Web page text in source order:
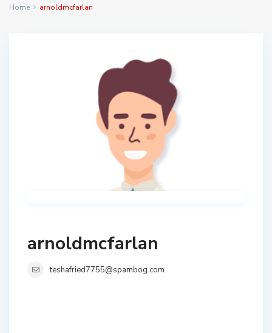
Home arnoldmcfarlan
arnoldmcfarlan
teshafried7755@spambog.com